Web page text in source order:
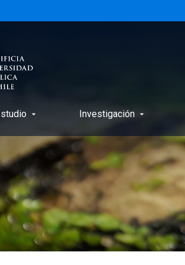
arrow_drop_down Investigación arrow_drop_down